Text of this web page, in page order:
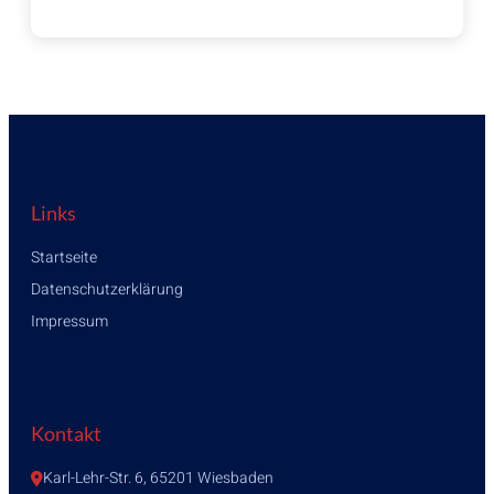
Links
Startseite
Datenschutzerklärung
Impressum
Kontakt
Karl-Lehr-Str. 6, 65201 Wiesbaden